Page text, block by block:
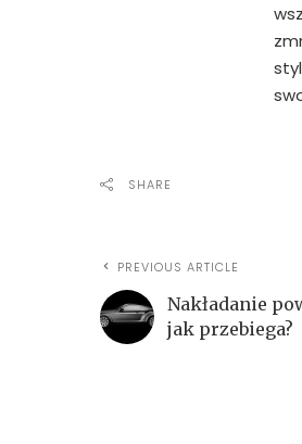
SHARE
PREVIOUS ARTICLE
Nakładanie
jak przebiega?